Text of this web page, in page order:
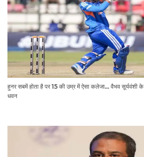
हुनर सबमें होता है पर 15 की उम्र में ऐसा कलेजा... वैभव सूर्यवंशी
धवन